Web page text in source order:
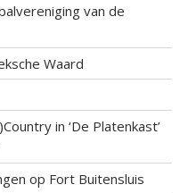
van de
Waard
in ‘De Platenkast’
op Fort Buitensluis